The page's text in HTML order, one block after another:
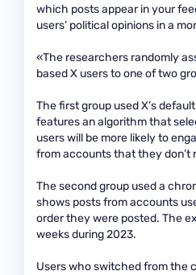
which posts appear in your
users’ political opinions in a
«The researchers randomly
based X users to one of two
The first group used X’s
features an algorithm that
users will be more likely to
from accounts that they don’t
The second group used a
shows posts from accounts
order they were posted. The
weeks during 2023.
Users who switched from the